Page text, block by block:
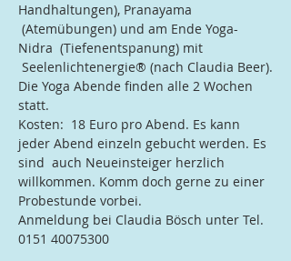
Handhaltungen), Pranayama
(Atemübungen) und am Ende Yoga-
Nidra  (Tiefenentspanung) mit
Seelenlichtenergie® (nach Claudia Beer).
Die Yoga Abende finden alle 2 Wochen
statt.
Kosten:  18 Euro pro Abend. Es kann
jeder Abend einzeln gebucht werden. Es
sind  auch Neueinsteiger herzlich
willkommen. Komm doch gerne zu einer
Probestunde vorbei.
Anmeldung bei Claudia Bösch unter Tel.
0151 40075300